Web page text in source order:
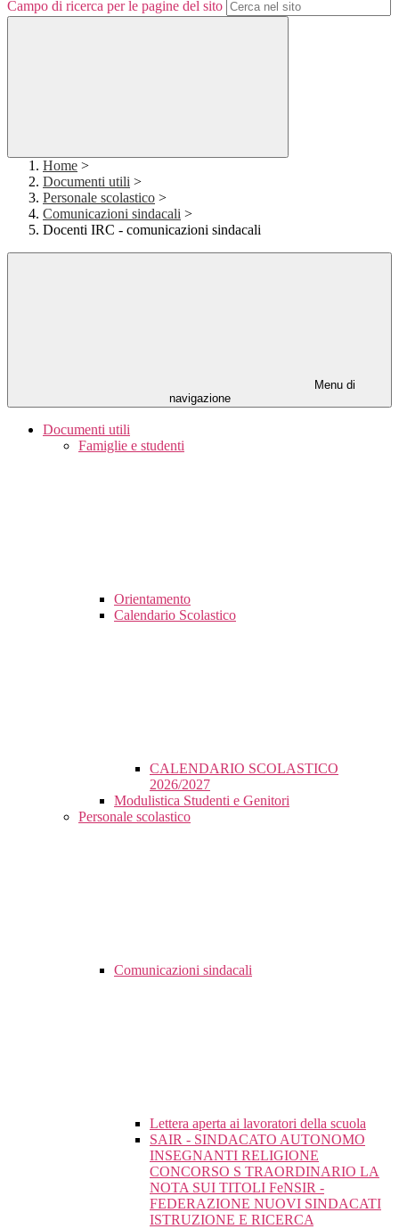
Campo di ricerca per le pagine del sito
Home >
Documenti utili >
Personale scolastico >
Comunicazioni sindacali >
Docenti IRC - comunicazioni sindacali
Menu di
navigazione
Documenti utili
Famiglie e studenti
Orientamento
Calendario Scolastico
CALENDARIO SCOLASTICO
2026/2027
Modulistica Studenti e Genitori
Personale scolastico
Comunicazioni sindacali
Lettera aperta ai lavoratori della scuola
SAIR - SINDACATO AUTONOMO
INSEGNANTI RELIGIONE
CONCORSO S TRAORDINARIO LA
NOTA SUI TITOLI FeNSIR -
FEDERAZIONE NUOVI SINDACATI
ISTRUZIONE E RICERCA